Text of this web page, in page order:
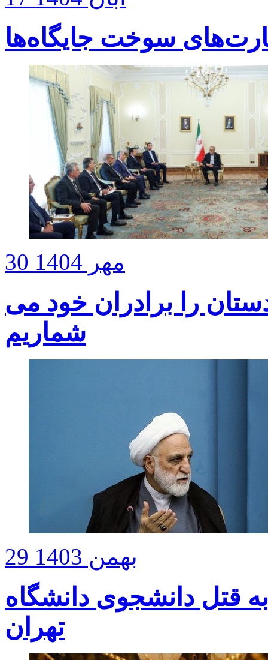
سوخت جایگاه‌ها
30 مهر 1404
را برادران خود می
شماریم
29 بهمن 1403
قتل دانشجوی دانشگاه
تهران